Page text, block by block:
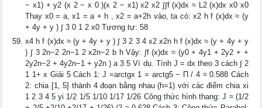
− x1) + y2 (x 2 − x 0 )(x 2 − x1) x2 x2 ∫∫f (x)dx ≈ L2 (x)dx x0 x0
Thay x0 = a, x1 = a + h , x2 = a+2h vào, ta có: x2 h f (x)dx ≈ (y
+ 4y + y ) ∫ 3 0 1 2 x0 Tương tự: 58
x4 h f (x)dx ≈ (y + 4y + y ) ∫ 3 2 3 4 x2 x2n h f (x)dx ≈ (y + 4y + y
) ∫ 3 2n−2 2n−1 2 x2n−2 b h Vậy: ∫f (x)dx ≈ (y0 + 4y1 + 2y2 + +
2y2n−2 + 4y2n−1 + y2n ) a 3 5 Ví dụ. Tính J = dx theo 3 cách ∫ 2
1 1+ x Giải 5 Cách 1: J =arctgx 1 = arctg5 − Π / 4 ≈ 0.588 Cách
2: chia [1, 5] thành 4 đoạn bằng nhau (h=1) với các điểm chia xi
1 2 3 4 5 yi 1/2 1/5 1/10 1/17 1/26 Công thức hình thang: J ≈ (1/2